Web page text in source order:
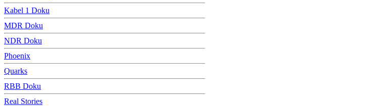
Kabel 1 Doku
MDR Doku
NDR Doku
Phoenix
Quarks
RBB Doku
Real Stories